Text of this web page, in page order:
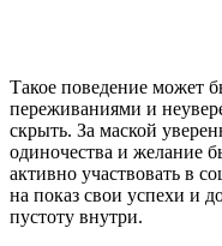
Такое поведение может
переживаниями и
скрыть. За маской
одиночества и желание
активно участвовать в
на показ свои успехи и
пустоту внутри.